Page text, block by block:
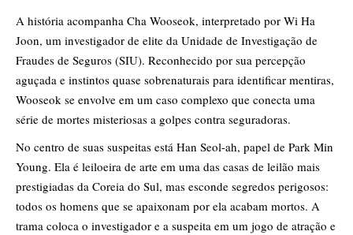
A história acompanha Cha Wooseok, interpretado por Wi Ha
Joon, um investigador de elite da Unidade de Investigação de
Fraudes de Seguros (SIU). Reconhecido por sua percepção
aguçada e instintos quase sobrenaturais para identificar mentiras,
Wooseok se envolve em um caso complexo que conecta uma
série de mortes misteriosas a golpes contra seguradoras.
No centro de suas suspeitas está Han Seol-ah, papel de Park Min
Young. Ela é leiloeira de arte em uma das casas de leilão mais
prestigiadas da Coreia do Sul, mas esconde segredos perigosos:
todos os homens que se apaixonam por ela acabam mortos. A
trama coloca o investigador e a suspeita em um jogo de atração e